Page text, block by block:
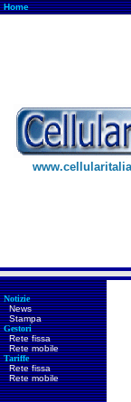
Home
Notizie
News
Stampa
Gestori
Rete fissa
Rete mobile
Tariffe
Rete fissa
Rete mobile